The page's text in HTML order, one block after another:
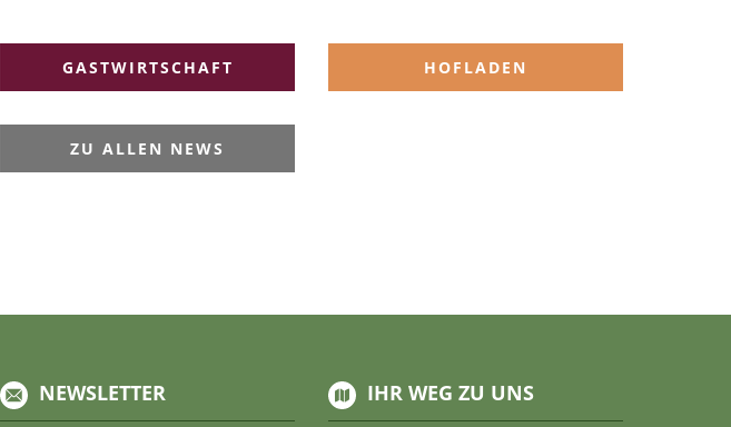
GASTWIRTSCHAFT HOFLADEN
ZU ALLEN NEWS
NEWSLETTER IHR WEG ZU UNS